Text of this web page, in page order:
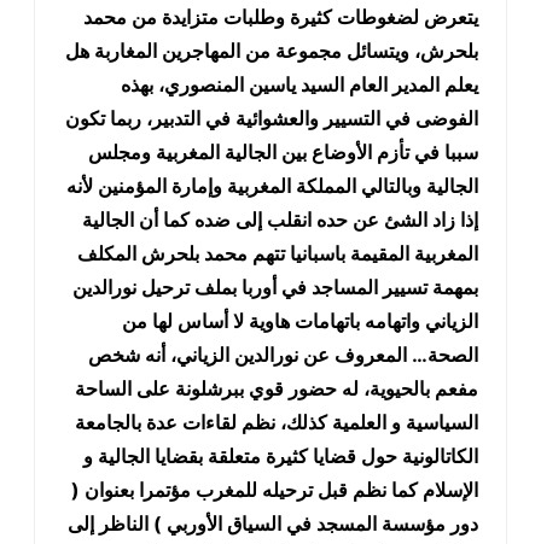
يتعرض لضغوطات كثيرة وطلبات متزايدة من محمد
بلحرش، ويتسائل مجموعة من المهاجرين المغاربة هل
يعلم المدير العام السيد ياسين المنصوري، بهذه
الفوضى في التسيير والعشوائية في التدبير، ربما تكون
سببا في تأزم الأوضاع بين الجالية المغربية ومجلس
الجالية وبالتالي المملكة المغربية وإمارة المؤمنين لأنه
إذا زاد الشئ عن حده انقلب إلى ضده كما أن الجالية
المغربية المقيمة باسبانيا تتهم محمد بلحرش المكلف
بمهمة تسيير المساجد في أوربا بملف ترحيل نورالدين
الزياني واتهامه باتهامات هاوية لا أساس لها من
الصحة… المعروف عن نورالدين الزياني، أنه شخص
مفعم بالحيوية، له حضور قوي ببرشلونة على الساحة
السياسية و العلمية كذلك، نظم لقاءات عدة بالجامعة
الكاتالونية حول قضايا كثيرة متعلقة بقضايا الجالية و
الإسلام كما نظم قبل ترحيله للمغرب مؤتمرا بعنوان (
دور مؤسسة المسجد في السياق الأوربي ) الناظر إلى